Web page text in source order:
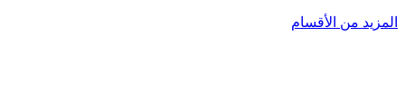
المزيد من الأقسام